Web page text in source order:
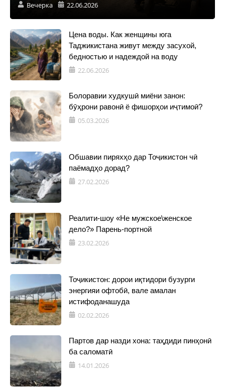
Вечерка 22.06.2026
Цена воды. Как женщины юга
Таджикистана живут между засухой,
бедностью и надеждой на воду
22.06.2026
Болоравии худкушӣ миёни занон:
бӯҳрони равонӣ ё фишорҳои иҷтимоӣ?
05.03.2026
Обшавии пиряхҳо дар Тоҷикистон чӣ
паёмадҳо дорад?
27.02.2026
Реалити-шоу «Не мужское\женское
дело?» Парень-портной
23.02.2026
Тоҷикистон: дорои иқтидори бузурги
энергияи офтобӣ, вале амалан
истифоданашуда
02.02.2026
Партов дар назди хона: таҳдиди пинҳонӣ
ба саломатӣ
14.01.2026